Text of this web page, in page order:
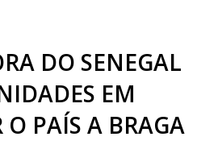
DO SENEGAL
EM
PAÍS A BRAGA